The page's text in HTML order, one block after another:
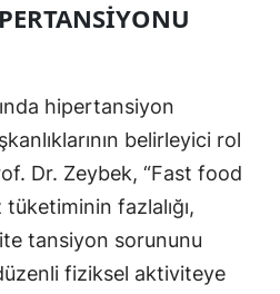
hipertansiyon
belirleyici rol
Dr. Zeybek, “Fast food
tüketiminin fazlalığı,
tansiyon sorununu
fiziksel aktiviteye